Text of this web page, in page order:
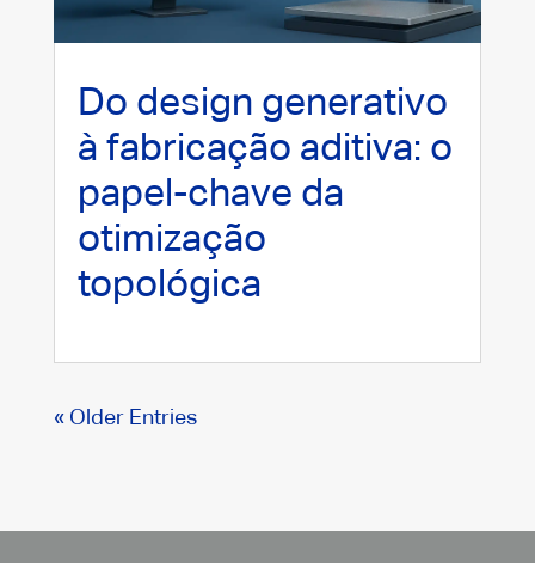
Do design generativo
à fabricação aditiva: o
papel-chave da
otimização
topológica
« Older Entries